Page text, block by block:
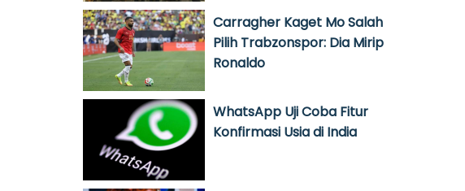
Carragher Kaget Mo Salah
Pilih Trabzonspor: Dia Mirip
Ronaldo
WhatsApp Uji Coba Fitur
Konfirmasi Usia di India